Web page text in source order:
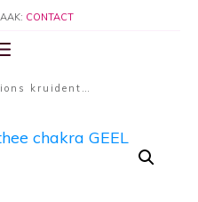
CONTACT
Zuci Infusions kruidenthee chakra GEEL